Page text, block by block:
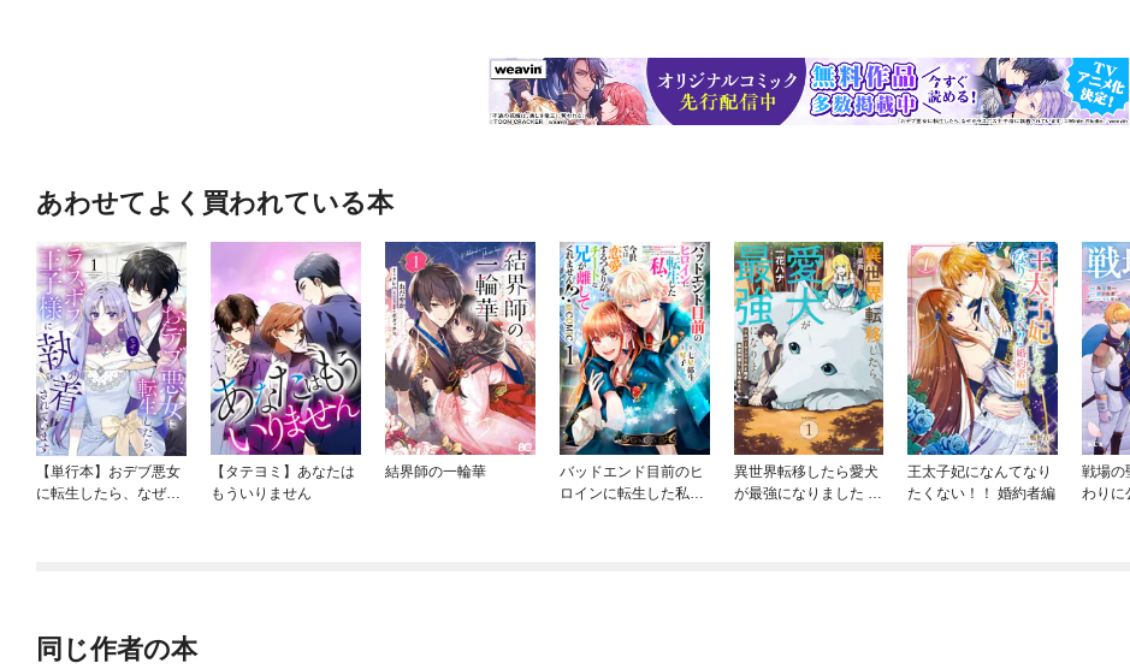
あわせてよく買われている本
【単行本】おデブ悪女
に転生したら、なぜか
【タテヨミ】あなたは
もういりません
結界師の一輪華
バッドエンド目前のヒ
ロインに転生した私、
異世界転移したら愛犬
が最強になりました ～
王太子妃になんてなり
たくない！！ 婚約者編
戦場
わりに
同じ作者の本